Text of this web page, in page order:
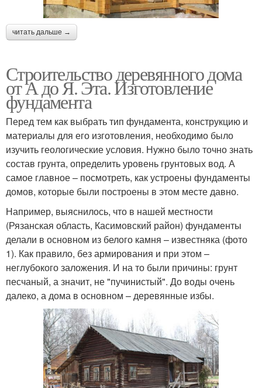
читать дальше →
Строительство деревянного дома
от А до Я. Эта. Изготовление
фундамента
Перед тем как выбрать тип фундамента, конструкцию и
материалы для его изготовления, необходимо было
изучить геологические условия. Нужно было точно знать
состав грунта, определить уровень грунтовых вод. А
самое главное – посмотреть, как устроены фундаменты
домов, которые были построены в этом месте давно.
Например, выяснилось, что в нашей местности
(Рязанская область, Касимовский район) фундаменты
делали в основном из белого камня – известняка (фото
1). Как правило, без армирования и при этом –
неглубокого заложения. И на то были причины: грунт
песчаный, а значит, не "пучинистый". До воды очень
далеко, а дома в основном – деревянные избы.